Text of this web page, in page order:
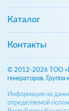
Каталог
Контакты
© 2012-2026 ТОО
генераторов.
Информация на
определяемой